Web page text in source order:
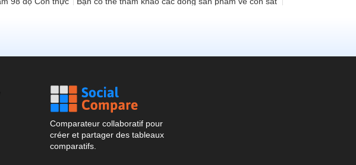
Comparateur collaboratif pour
créer et partager des tableaux
comparatifs.